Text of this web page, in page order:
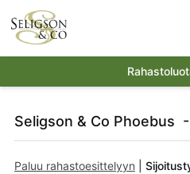
Seligson & Co Phoebus
Paluu rahastoesittelyyn